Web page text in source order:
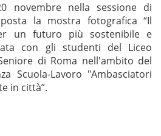
novembre nella sessione di
la mostra fotografica “Il
un futuro più sostenibile e
con gli studenti del Liceo
di Roma nell'ambito del
Scuola-Lavoro "Ambasciatori
in città”.